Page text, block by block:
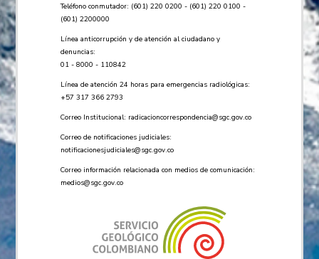
Teléfono conmutador: (601) 220 0200 - (601) 220 0100 -
(601) 2200000
Línea anticorrupción y de atención al ciudadano y
denuncias:
01 - 8000 - 110842
Línea de atención 24 horas para emergencias radiológicas:
+57 ​317 366 2793
Correo Institucional: radicacioncorrespondencia@sgc.gov.co
Correo de notificaciones judiciales:
notificacionesjudiciales@sgc.gov.co
Correo información relacionada con medios de comunicación:
medios@sgc.gov.co